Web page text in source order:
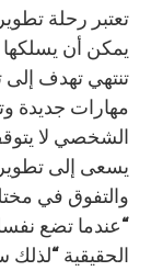
تعتبر رحلة
يمكن أن يسلكها
تنتهي تهدف
مهارات جديدة
الشخصي لا
يسعى إلى تطوير
والتفوق في
“عندما تضع
الحقيقية “لذلك